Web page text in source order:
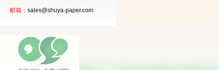
邮箱： sales@shuya-paper.com